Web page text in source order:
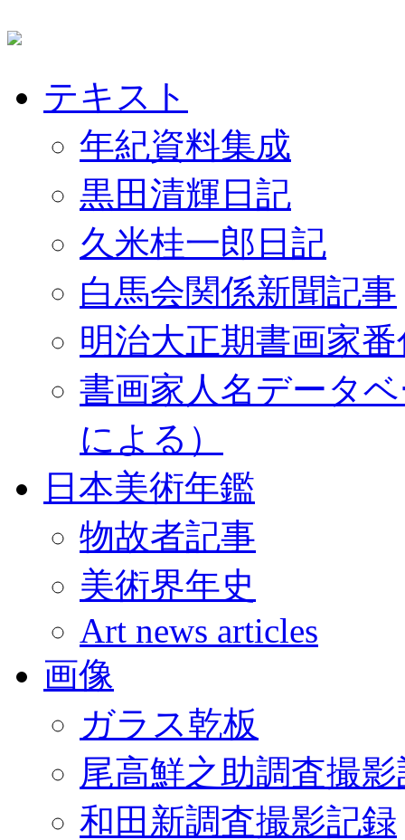
テキスト
年紀資料集成
黒田清輝日記
久米桂一郎日記
白馬会関係新聞記事
明治大正期書画家
書画家人名データ
による）
日本美術年鑑
物故者記事
美術界年史
Art news articles
画像
ガラス乾板
尾高鮮之助調査撮
和田新調査撮影記録